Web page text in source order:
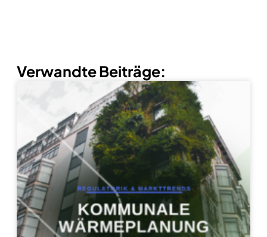
Verwandte Beiträge: